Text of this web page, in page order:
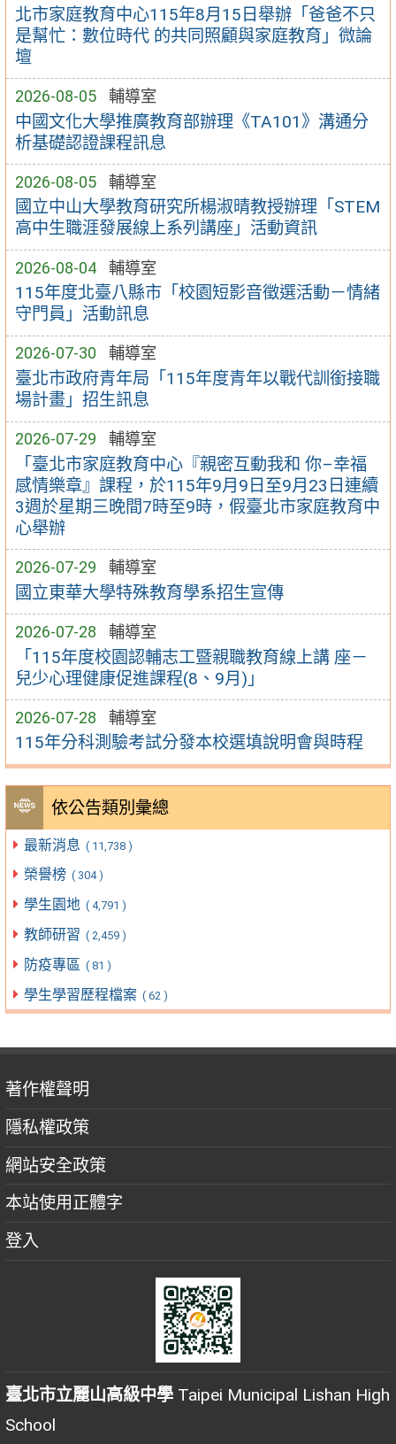
北市家庭教育中心115年8月15日舉辦「爸爸不只
是幫忙：數位時代 的共同照顧與家庭教育」微論
壇
2026-08-05 輔導室
中國文化大學推廣教育部辦理《TA101》溝通分
析基礎認證課程訊息
2026-08-05 輔導室
國立中山大學教育研究所楊淑晴教授辦理「STEM
高中生職涯發展線上系列講座」活動資訊
2026-08-04 輔導室
115年度北臺八縣市「校園短影音徵選活動－情緒
守門員」活動訊息
2026-07-30 輔導室
臺北市政府青年局「115年度青年以戰代訓銜接職
場計畫」招生訊息
2026-07-29 輔導室
「臺北市家庭教育中心『親密互動我和 你–幸福
感情樂章』課程，於115年9月9日至9月23日連續
3週於星期三晚間7時至9時，假臺北市家庭教育中
心舉辦
2026-07-29 輔導室
國立東華大學特殊教育學系招生宣傳
2026-07-28 輔導室
「115年度校園認輔志工暨親職教育線上講 座－
兒少心理健康促進課程(8、9月)」
2026-07-28 輔導室
115年分科測驗考試分發本校選填說明會與時程
依公告類別彙總
最新消息 ( 11,738 )
榮譽榜 ( 304 )
學生園地 ( 4,791 )
教師研習 ( 2,459 )
防疫專區 ( 81 )
學生學習歷程檔案 ( 62 )
著作權聲明
隱私權政策
網站安全政策
本站使用正體字
登入
臺北市立麗山高級中學 Taipei Municipal Lishan High
School